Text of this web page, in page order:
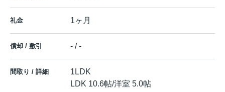
礼金 1ヶ月
償却 / 敷引 - / -
間取り / 詳細
1LDK
LDK 10.6帖/洋室 5.0帖